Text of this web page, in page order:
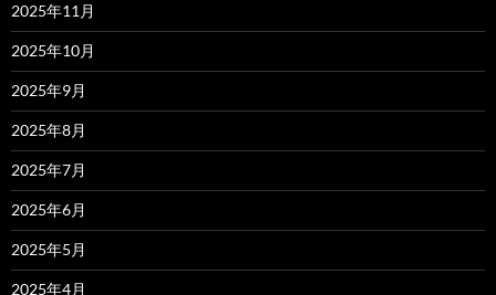
2025年11月
2025年10月
2025年9月
2025年8月
2025年7月
2025年6月
2025年5月
2025年4月